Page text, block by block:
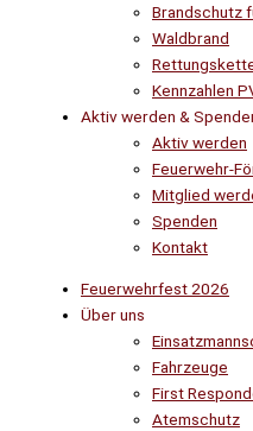
Brandschutz
Waldbrand
Kennzahlen
Aktiv werden &
Aktiv werden
Feuerwehr-
Mitglied
Spenden
Kontakt
Feuerwehrfest 2026
Über uns
Fahrzeuge
First
Atemschutz